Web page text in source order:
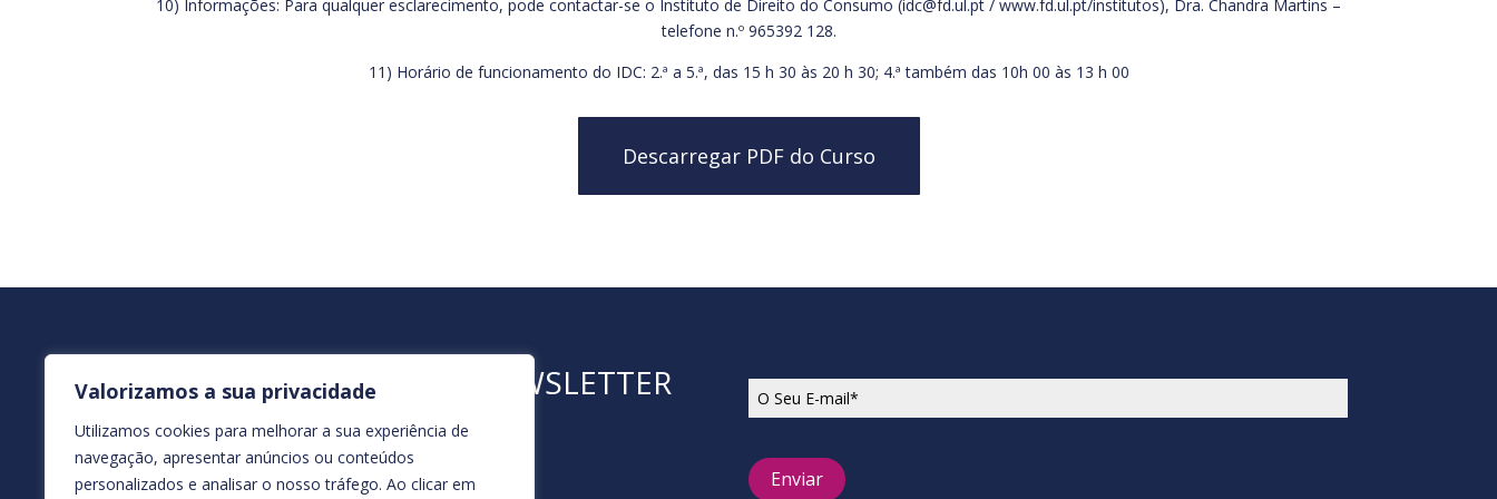
Valorizamos a sua privacidade
Utilizamos cookies para melhorar a sua experiência de
navegação, apresentar anúncios ou conteúdos
personalizados e analisar o nosso tráfego. Ao clicar em
10) Informações: Para qualquer esclarecimento, pode contactar-se o Instituto de Direito do Consumo (idc@fd.ul.pt / www.fd.ul.pt/institutos), Dra. Chandra Martins –
telefone n.º 965392 128.
11) Horário de funcionamento do IDC: 2.ª a 5.ª, das 15 h 30 às 20 h 30; 4.ª também das 10h 00 às 13 h 00
Descarregar PDF do Curso
SUBSCREVA A NOSSA NEWSLETTER